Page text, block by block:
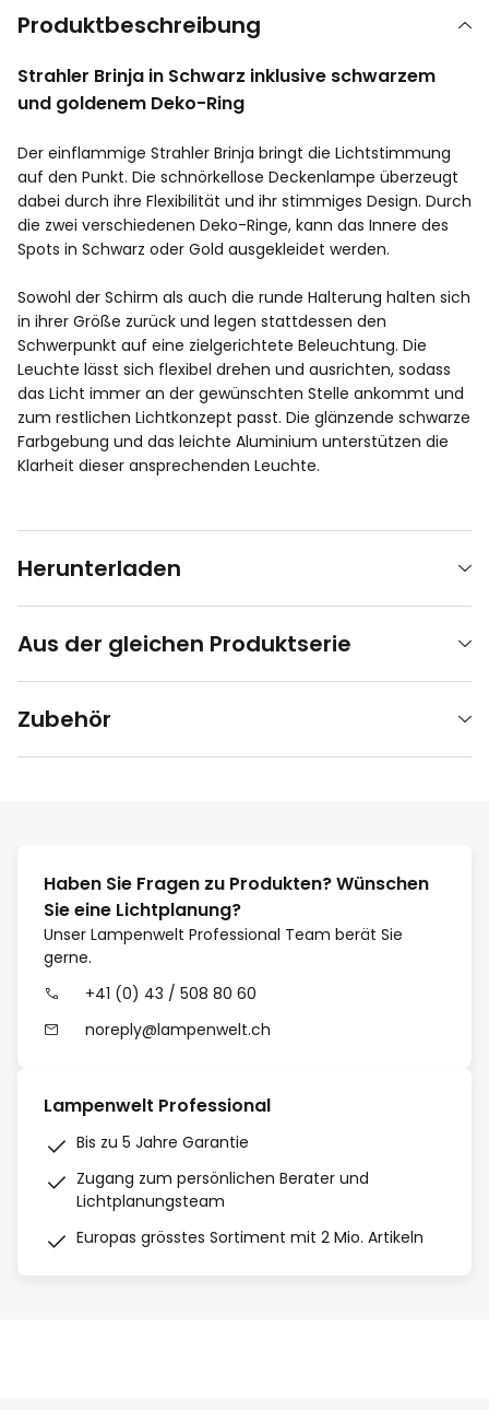
Produktbeschreibung
Strahler Brinja in Schwarz inklusive schwarzem
und goldenem Deko-Ring
Der einflammige Strahler Brinja bringt die Lichtstimmung
auf den Punkt. Die schnörkellose Deckenlampe überzeugt
dabei durch ihre Flexibilität und ihr stimmiges Design. Durch
die zwei verschiedenen Deko-Ringe, kann das Innere des
Spots in Schwarz oder Gold ausgekleidet werden.
Sowohl der Schirm als auch die runde Halterung halten sich
in ihrer Größe zurück und legen stattdessen den
Schwerpunkt auf eine zielgerichtete Beleuchtung. Die
Leuchte lässt sich flexibel drehen und ausrichten, sodass
das Licht immer an der gewünschten Stelle ankommt und
zum restlichen Lichtkonzept passt. Die glänzende schwarze
Farbgebung und das leichte Aluminium unterstützen die
Klarheit dieser ansprechenden Leuchte.
Herunterladen
Aus der gleichen Produktserie
Zubehör
Haben Sie Fragen zu Produkten? Wünschen
Sie eine Lichtplanung?
Unser Lampenwelt Professional Team berät Sie
gerne.
+41 (0) 43 / 508 80 60
noreply@lampenwelt.ch
Lampenwelt Professional
Bis zu 5 Jahre Garantie
Zugang zum persönlichen Berater und
Lichtplanungsteam
Europas grösstes Sortiment mit 2 Mio. Artikeln